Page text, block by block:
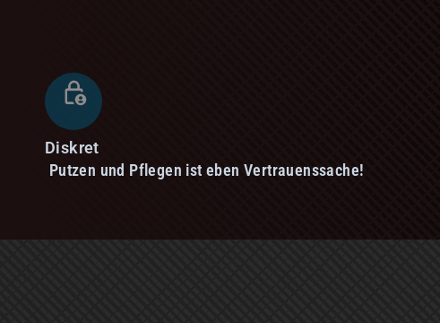
Diskret
Putzen und Pflegen ist eben Vertrauenssache!